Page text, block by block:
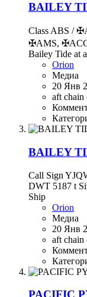
BAILEY
Class ABS /
✠AMS,
Bailey Tide at
Orion
Медиа
20 Янв
aft chain
BAILEY
Call Sign
DWT 5187 t
Ship
Orion
Медиа
20 Янв
aft chain